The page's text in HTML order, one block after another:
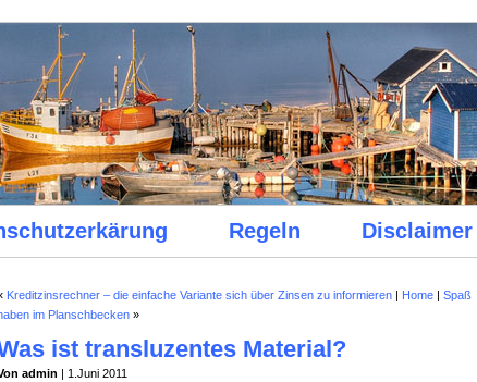
Regeln Disclaimer
Kreditzinsrechner – die einfache Variante sich über Zinsen zu informieren | Home | Spaß
im Planschbecken »
ist transluzentes Material?
admin | 1.Juni 2011